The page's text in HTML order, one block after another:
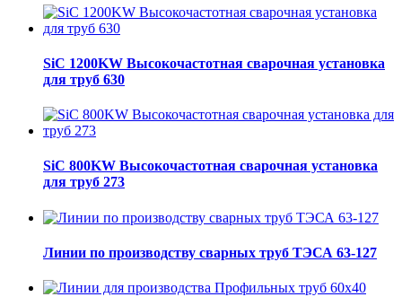
SiC 1200KW Высокочастотная сварочная установка
для труб 630
SiC 800KW Высокочастотная сварочная установка
для труб 273
Линии по производству сварных труб ТЭСА 63-127